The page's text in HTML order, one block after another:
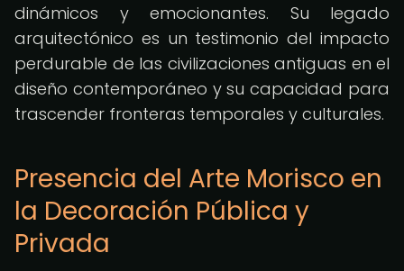
dinámicos y emocionantes. Su legado
arquitectónico es un testimonio del impacto
perdurable de las civilizaciones antiguas en el
diseño contemporáneo y su capacidad para
trascender fronteras temporales y culturales.
Presencia del Arte Morisco en
la Decoración Pública y
Privada